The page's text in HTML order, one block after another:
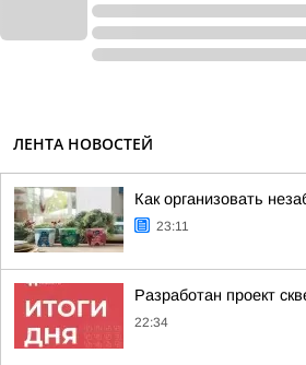
ЛЕНТА НОВОСТЕЙ
Как организовать
23:11
Разработан проект
22:34